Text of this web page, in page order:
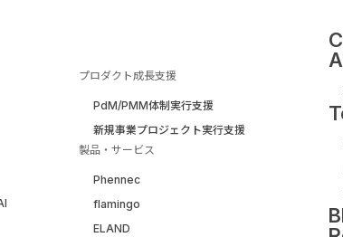
プロダクト成長支援
PdM/PMM体制実行支援
新規事業プロジェクト実行支援
製品・サービス
Phennec
flamingo
ELAND